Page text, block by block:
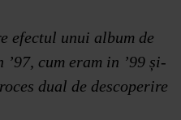
efectul unui album de
cum eram in ’99 și-
dual de descoperire